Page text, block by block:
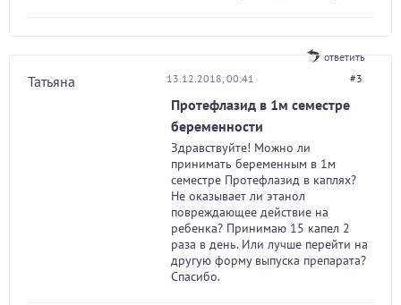
ответить
Татьяна 13.12.2018, 00:41 #3
Протефлазид в 1м семестре
беременности
Здравствуйте! Можно ли
принимать беременным в 1м
семестре Протефлазид в каплях?
Не оказывает ли этанол
повреждающее действие на
ребенка? Принимаю 15 капел 2
раза в день. Или лучше перейти на
другую форму выпуска препарата?
Спасибо.